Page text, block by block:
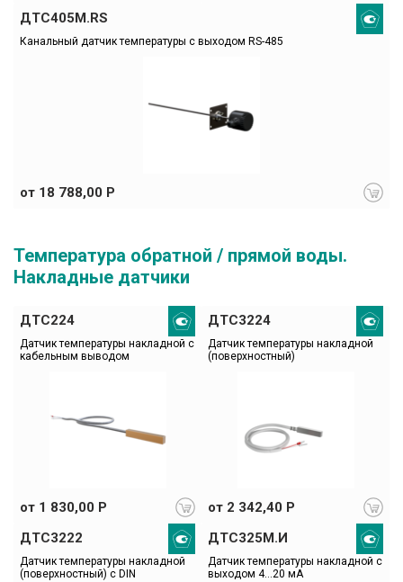
ДТС405М.RS
Канальный датчик температуры с выходом RS-485
от 18 788,00 Р
Температура обратной / прямой воды.
Накладные датчики
ДТС224
Датчик температуры накладной с
кабельным выводом
от 1 830,00 Р
ДТС3224
Датчик температуры накладной
(поверхностный)
от 2 342,40 Р
ДТС3222
Датчик температуры накладной
(поверхностный) с DIN
ДТС325М.И
Датчик температуры накладной с
выходом 4…20 мА